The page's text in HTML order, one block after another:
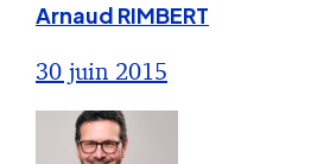
Arnaud RIMBERT
30 juin 2015